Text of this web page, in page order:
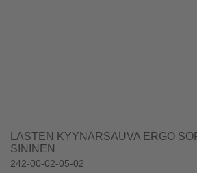
LASTEN KYYNÄRSAUVA ERGO
SININEN
242-00-02-05-02